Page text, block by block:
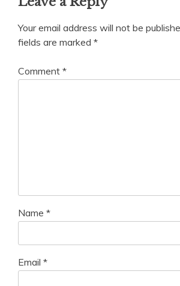
Your email address will not be
fields are marked *
Comment *
Name *
Email *